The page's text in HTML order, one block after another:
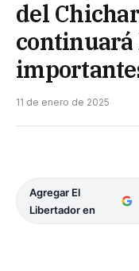
del
continuará
11 de enero de 2025
Agregar El
Libertador en